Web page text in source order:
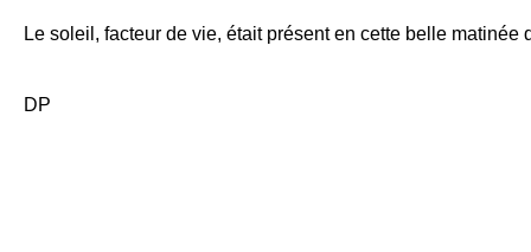
Le soleil, facteur de vie, était présent en cette belle matinée
DP